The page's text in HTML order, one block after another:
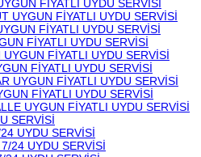
FİYATLI UYDU SERVİSİ
UYGUN FİYATLI UYDU SERVİSİ
FİYATLI UYDU SERVİSİ
FİYATLI UYDU SERVİSİ
UYGUN FİYATLI UYDU SERVİSİ
FİYATLI UYDU SERVİSİ
UYGUN FİYATLI UYDU SERVİSİ
FİYATLI UYDU SERVİSİ
UYGUN FİYATLI UYDU SERVİSİ
SERVİSİ
UYDU SERVİSİ
24 UYDU SERVİSİ